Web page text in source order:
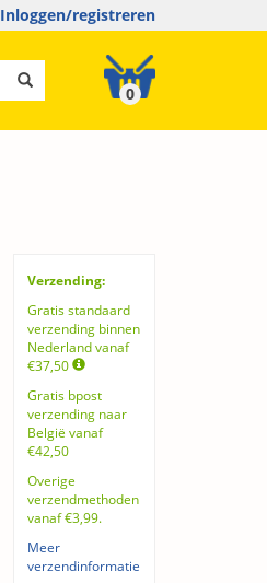
Inloggen/registreren
0
Verzending:
Gratis standaard
verzending binnen
Nederland vanaf
€37,50
Gratis bpost
verzending naar
België vanaf
€42,50
Overige
verzendmethoden
vanaf €3,99.
Meer
verzendinformatie